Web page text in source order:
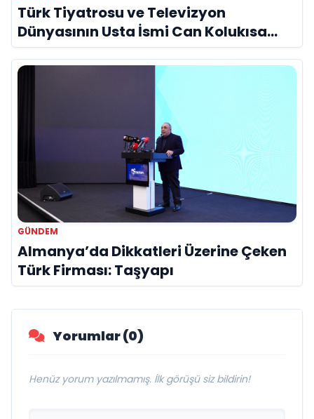
Türk Tiyatrosu ve Televizyon
Dünyasının Usta İsmi Can Kolukısa
Hayatını Kaybetti
GÜNDEM
Almanya’da Dikkatleri Üzerine Çeken
Türk Firması: Taşyapı
Yorumlar (0)
Henüz yorum yazılmamış. İlk görüşü siz bildirin!